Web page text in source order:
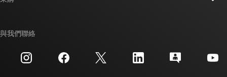
投資人關系
交互參考搜索
客戶支援中心
與我們聯絡